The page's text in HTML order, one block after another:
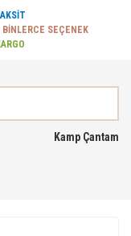
SEÇENEK
Kamp Çantam